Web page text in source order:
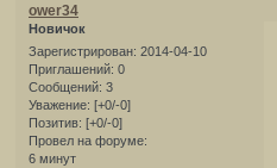
ower34
Новичок
Зарегистрирован: 2014-04-10
Приглашений: 0
Сообщений: 3
Уважение: [+0/-0]
Позитив: [+0/-0]
Провел на форуме:
6 минут